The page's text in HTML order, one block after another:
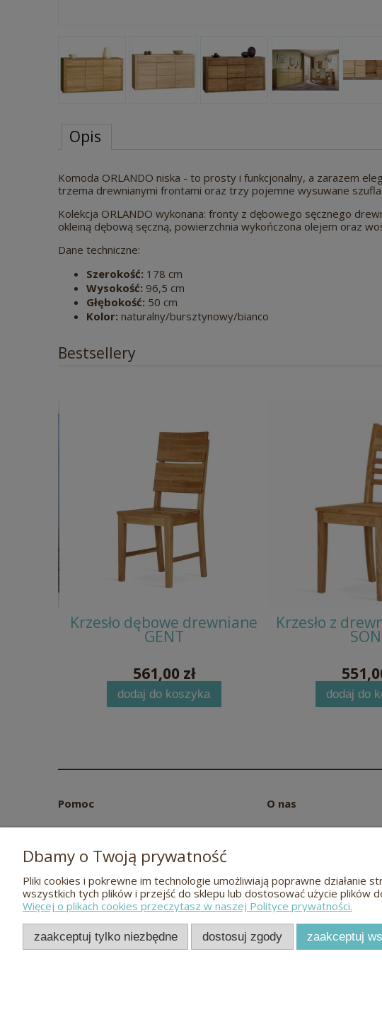
Opis
Komoda ORLANDO niska - to prosty i funkcjonalny, a zarazem
trzema drewnianymi frontami oraz trzy pojemne wysuwane
Kolekcja ORLANDO wykonana: fronty z dębowego sęcznego
okleiną dębową sęczną, powierzchnia wykończona olejem oraz
Dane techniczne:
Szerokość: 178 cm
Wysokość: 96,5 cm
Głębokość: 50 cm
Kolor: naturalny/bursztynowy/bianco
Bestsellery
Krzesło dębowe drewniane
GENT
561,00 zł
dodaj do koszyka
Krzesło z
dodaj do
Pomoc
Zwroty i reklamacje
Pielęgnacja mebli
Polityka prywatności
Regulamin
O nas
Kontakt
Blog
Dbamy o Twoją prywatność
Pliki cookies i pokrewne im technologie umożliwiają poprawne
wszystkich tych plików i przejść do sklepu lub dostosować użycie plików
Więcej o plikach cookies przeczytasz w naszej Polityce prywatności.
zaakceptuj tylko niezbędne dostosuj zgody zaakceptuj